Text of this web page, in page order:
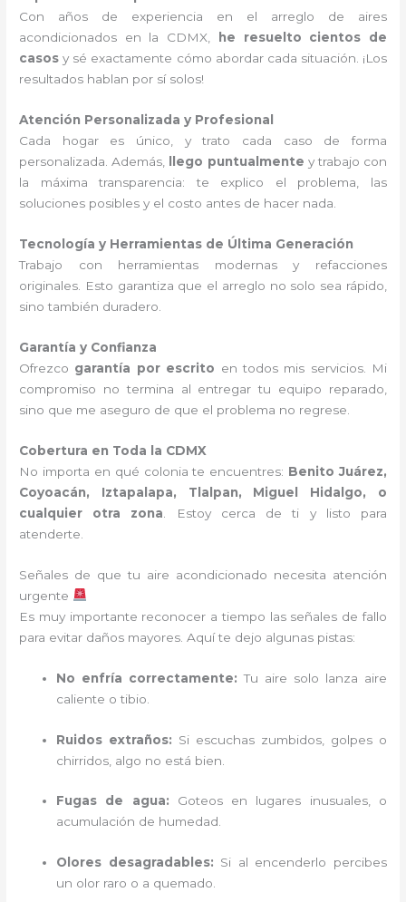
Con años de experiencia en el arreglo de aires
acondicionados en la CDMX,
he resuelto cientos de
casos y sé exactamente cómo abordar cada situación. ¡Los
resultados hablan por sí solos!
Atención Personalizada y Profesional
Cada hogar es único, y trato cada caso de forma
personalizada. Además,
llego puntualmente y trabajo con
la máxima transparencia: te explico el problema, las
soluciones posibles y el costo antes de hacer nada.
Tecnología y Herramientas de Última Generación
Trabajo con herramientas modernas y refacciones
originales. Esto garantiza que el arreglo no solo sea rápido,
sino también duradero.
Garantía y Confianza
Ofrezco garantía por escrito en todos mis servicios. Mi
compromiso no termina al entregar tu equipo reparado,
sino que me aseguro de que el problema no regrese.
Cobertura en Toda la CDMX
No importa en qué colonia te encuentres: Benito Juárez,
Coyoacán, Iztapalapa, Tlalpan, Miguel Hidalgo, o
cualquier otra zona . Estoy cerca de ti y listo para
atenderte.
Señales de que tu aire acondicionado necesita atención
urgente
Es muy importante reconocer a tiempo las señales de fallo
para evitar daños mayores. Aquí te dejo algunas pistas:
No enfría correctamente: Tu aire solo lanza aire
caliente o tibio.
Ruidos extraños: Si escuchas zumbidos, golpes o
chirridos, algo no está bien.
Fugas de agua: Goteos en lugares inusuales, o
acumulación de humedad.
Olores desagradables: Si al encenderlo percibes
un olor raro o a quemado.